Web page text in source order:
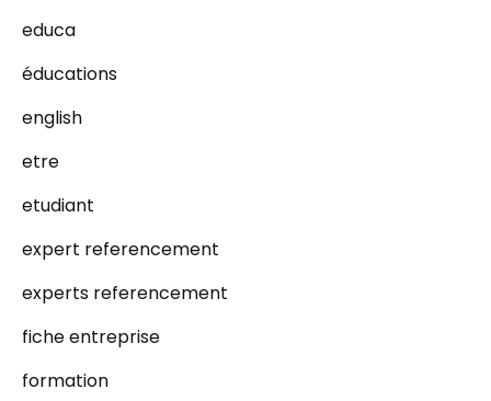
educa
éducations
english
etre
etudiant
expert referencement
experts referencement
fiche entreprise
formation